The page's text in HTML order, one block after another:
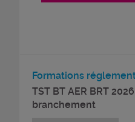
Formations
TST BT AER BRT
branchement